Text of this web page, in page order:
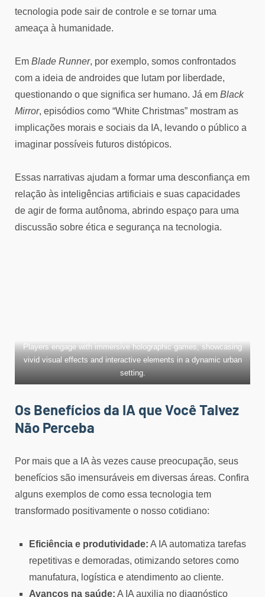
tecnologia pode sair de controle e se tornar uma
ameaça à humanidade.
Em Blade Runner, por exemplo, somos confrontados
com a ideia de androides que lutam por liberdade,
questionando o que significa ser humano. Já em Black
Mirror, episódios como “White Christmas” mostram as
implicações morais e sociais da IA, levando o público a
imaginar possíveis futuros distópicos.
Essas narrativas ajudam a formar uma desconfiança em
relação às inteligências artificiais e suas capacidades
de agir de forma autônoma, abrindo espaço para uma
discussão sobre ética e segurança na tecnologia.
Players engage with immersive holographic games, showcasing
vivid visual effects and interactive elements in a dynamic urban
setting.
Os Benefícios da IA que Você Talvez
Não Perceba
Por mais que a IA às vezes cause preocupação, seus
benefícios são imensuráveis em diversas áreas. Confira
alguns exemplos de como essa tecnologia tem
transformado positivamente o nosso cotidiano:
Eficiência e produtividade: A IA automatiza tarefas
repetitivas e demoradas, otimizando setores como
manufatura, logística e atendimento ao cliente.
Avanços na saúde: A IA auxilia no diagnóstico